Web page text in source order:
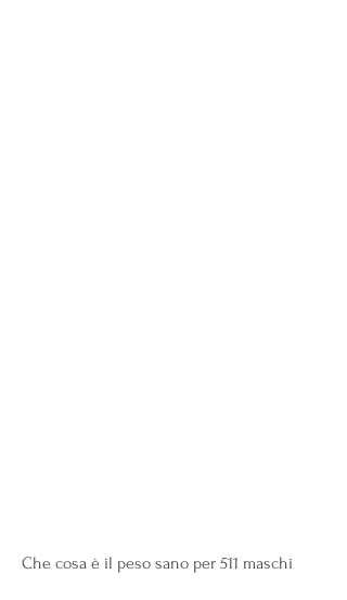
Che cosa è il peso sano per 511 maschi